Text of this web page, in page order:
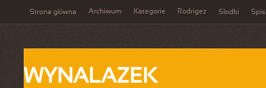
Strona główna Archiwum Kategorie Rodrigez Słodki Spis
WYNALAZEK